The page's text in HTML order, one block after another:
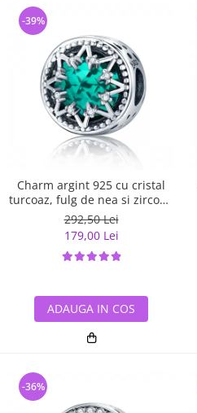
Charm argint 925 cu cristal
turcoaz, fulg de nea si zirconii
albe - Be Nature PST0110
292,50 Lei
179,00 Lei
-39%
ADAUGA IN COS
-36%